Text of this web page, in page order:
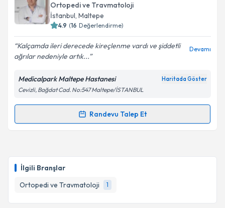
İlgili Branşlar
Ortopedi ve Travmatoloji
1
Ortopedi ve Travmatoloji
İstanbul, Maltepe
4.9 (16 Değerlendirme)
Kalçamda ileri derecede kireçlenme vardı ve şiddetli
ağrılar nedeniyle artık...
Devamı
Medicalpark Maltepe Hastanesi Haritada Göster
Cevizli, Bağdat Cad. No:547 Maltepe/İSTANBUL
Randevu Talep Et
Randevu Takvimi Talebi
için bir takvim hazırlandığında e-posta ile
bilgilendireceğiz.
E-posta Adresiniz